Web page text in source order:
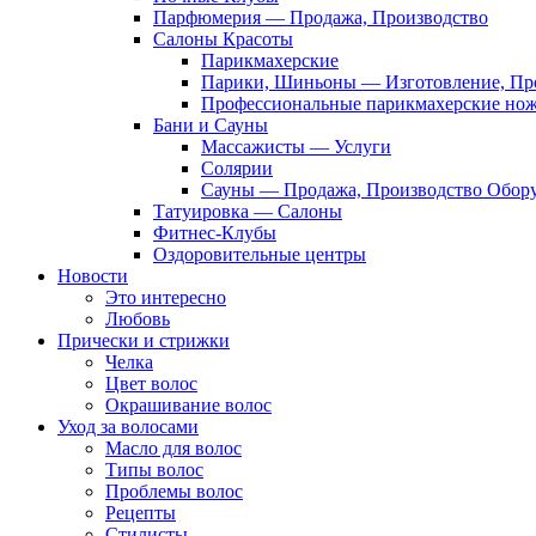
Парфюмерия — Продажа, Производство
Салоны Красоты
Парикмахерские
Парики, Шиньоны — Изготовление,
Профессиональные парикмахерские
Бани и Сауны
Массажисты — Услуги
Солярии
Сауны — Продажа, Производство
Татуировка — Салоны
Фитнес-Клубы
Оздоровительные центры
Новости
Это интересно
Любовь
Прически и стрижки
Челка
Цвет волос
Окрашивание волос
Уход за волосами
Масло для волос
Типы волос
Проблемы волос
Рецепты